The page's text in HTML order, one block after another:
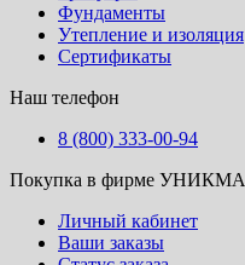
Фундаменты
Утепление и изоляция
Сертификаты
Наш телефон
8 (800) 333-00-94
Покупка в фирме УНИКМА
Личный кабинет
Ваши заказы